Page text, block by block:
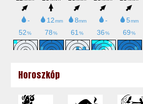
Horoszkóp